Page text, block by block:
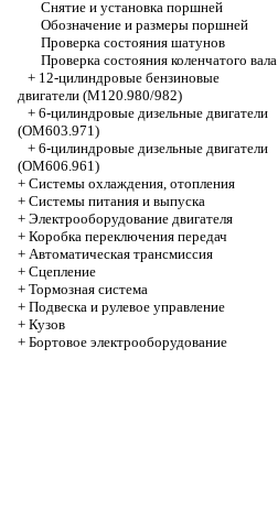
Снятие и установка поршней
Обозначение и размеры поршней
Проверка состояния шатунов
Проверка состояния коленчатого вала
+ 12-цилиндровые бензиновые
двигатели (М120.980/982)
+ 6-цилиндровые дизельные двигатели
(OM603.971)
+ 6-цилиндровые дизельные двигатели
(OM606.961)
+ Системы охлаждения, отопления
+ Системы питания и выпуска
+ Электрооборудование двигателя
+ Коробка переключения передач
+ Автоматичеcкая трансмиссия
+ Сцепление
+ Тормозная система
+ Подвеска и рулевое управление
+ Кузов
+ Бортовое электрооборудование